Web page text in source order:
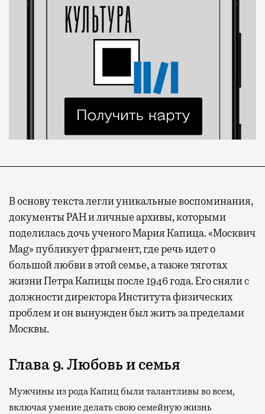
В основу текста легли уникальные воспоминания,
документы РАН и личные архивы, которыми
поделилась дочь ученого Мария Капица. «Москвич
Mag» публикует фрагмент, где речь идет о
большой любви в этой семье, а также тяготах
жизни Петра Капицы после 1946 года. Его сняли с
должности директора Института физических
проблем и он вынужден был жить за пределами
Москвы.
Глава 9. Любовь и семья
Мужчины из рода Капиц были талантливы во всем,
включая умение делать свою семейную жизнь